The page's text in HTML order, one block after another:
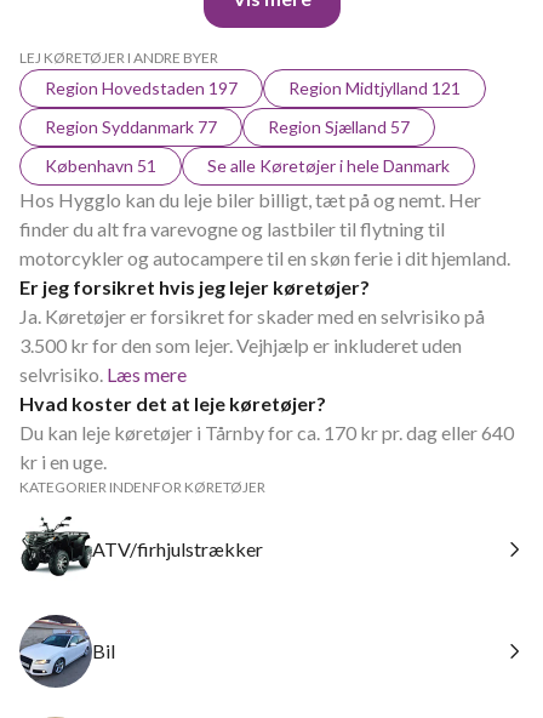
LEJ KØRETØJER I ANDRE BYER
Region Hovedstaden 197
Region Midtjylland 121
Region Syddanmark 77
Region Sjælland 57
København 51
Se alle Køretøjer i hele Danmark
Hos Hygglo kan du leje biler billigt, tæt på og nemt. Her
finder du alt fra varevogne og lastbiler til flytning til
motorcykler og autocampere til en skøn ferie i dit hjemland.
Er jeg forsikret hvis jeg lejer køretøjer?
Ja. Køretøjer er forsikret for skader med en selvrisiko på
3.500 kr for den som lejer. Vejhjælp er inkluderet uden
selvrisiko. Læs mere
Hvad koster det at leje køretøjer?
Du kan leje køretøjer i Tårnby for ca. 170 kr pr. dag eller 640
kr i en uge.
KATEGORIER INDENFOR KØRETØJER
ATV/firhjulstrækker
Bil